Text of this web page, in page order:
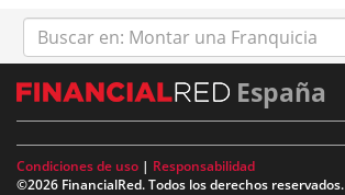
Buscar
en:
España
Condiciones de uso | Responsabilidad
©2026 FinancialRed. Todos los derechos reservados.